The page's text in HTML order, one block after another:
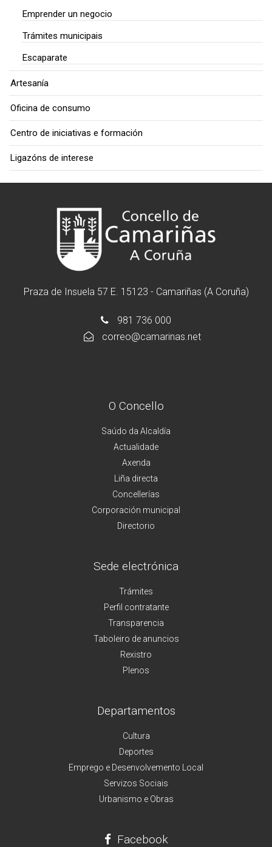
Emprender un negocio
Trámites municipais
Escaparate
Artesanía
Oficina de consumo
Centro de iniciativas e formación
Ligazóns de interese
Praza de Insuela 57 E. 15123 - Camariñas (A Coruña)
981 736 000
correo@camarinas.net
O Concello
Saúdo da Alcaldía
Actualidade
Axenda
Liña directa
Concellerías
Corporación municipal
Directorio
Sede electrónica
Trámites
Perfil contratante
Transparencia
Taboleiro de anuncios
Rexistro
Plenos
Departamentos
Cultura
Deportes
Emprego e Desenvolvemento Local
Servizos Sociais
Urbanismo e Obras
Facebook